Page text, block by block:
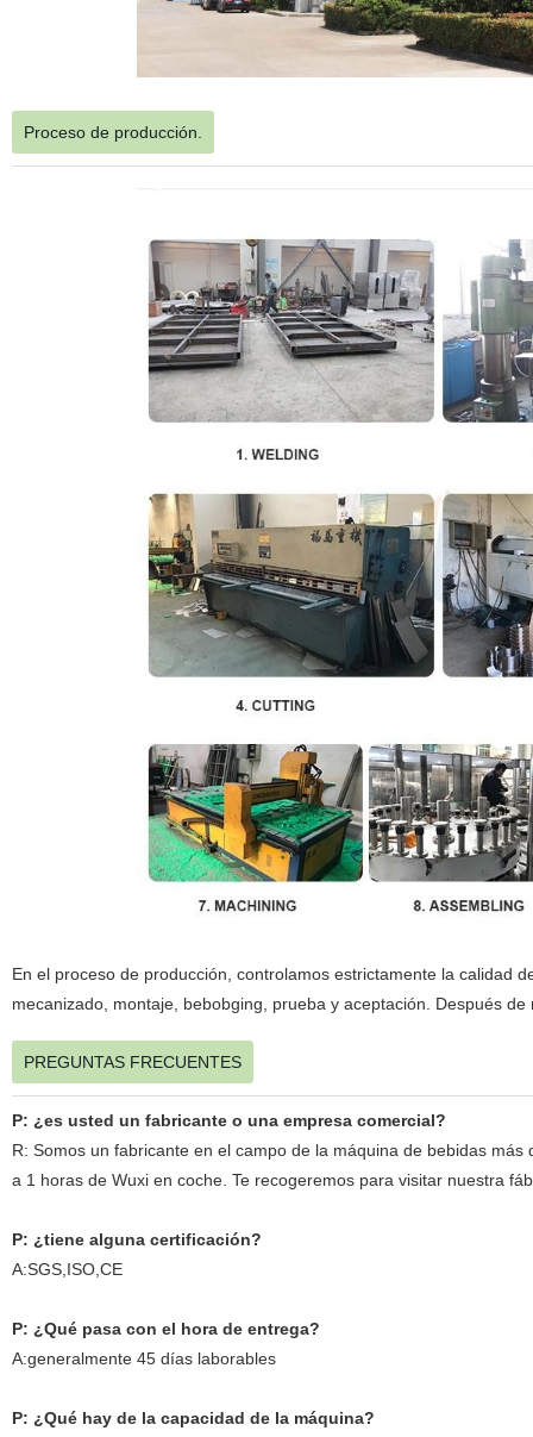
Proceso de producción.
En el proceso de producción, controlamos estrictamente la calidad
mecanizado, montaje, bebobging, prueba y aceptación. Después de
PREGUNTAS FRECUENTES
P: ¿es usted un fabricante o una empresa comercial?
R: Somos un fabricante en el campo de la máquina de bebidas
a 1 horas de Wuxi en coche. Te recogeremos para visitar nuestra
P: ¿tiene alguna certificación?
A:SGS,ISO,CE
P: ¿Qué pasa con el hora de entrega?
A:generalmente 45 días laborables
P: ¿Qué hay de la capacidad de la máquina?